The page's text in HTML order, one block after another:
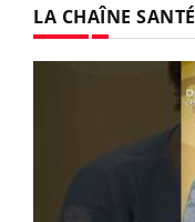
LA CHAÎNE SANTÉ